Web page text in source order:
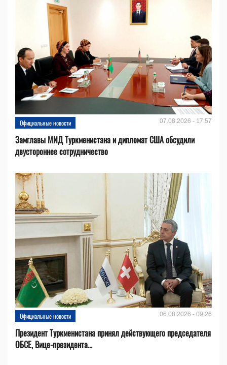
Официальные новости 07.08.2026 - 17:57
Замглавы МИД Туркменистана и дипломат США обсудили
двустороннее сотрудничество
Официальные новости 06.08.2026 - 09:26
Президент Туркменистана принял действующего председателя
ОБСЕ, Вице-президента...